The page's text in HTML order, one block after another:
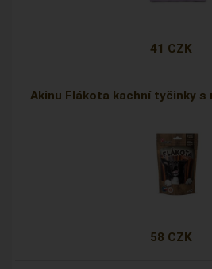
41 CZK
Akinu Flákota kachní tyčinky s
58 CZK